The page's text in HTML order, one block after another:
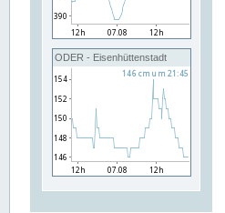
ODER - Eisenhüttenstadt